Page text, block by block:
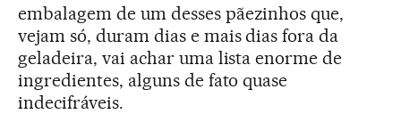
embalagem de um desses pãezinhos que,
vejam só, duram dias e mais dias fora da
geladeira, vai achar uma lista enorme de
ingredientes, alguns de fato quase
indecifráveis.